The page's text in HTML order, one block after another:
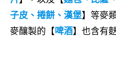
子皮、捲餅、漢堡】等麥
麥釀製的【啤酒】也含有